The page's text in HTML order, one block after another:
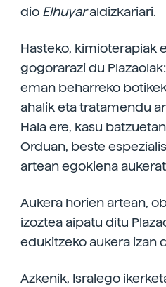
dio Elhuyaraldizkariari.
Hasteko, kimioterapiak
gogorarazi du
eman beharreko
ahalik eta tratamendu
Hala ere, kasu
Orduan, beste
artean egokiena
Aukera horien artean,
izoztea aipatu ditu
edukitzeko aukera izan
Azkenik, Isralego